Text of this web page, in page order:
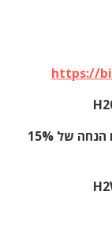
https://
נותן הנחה של 10% בקניה מעל 200 ש"ח הנחה של 15%